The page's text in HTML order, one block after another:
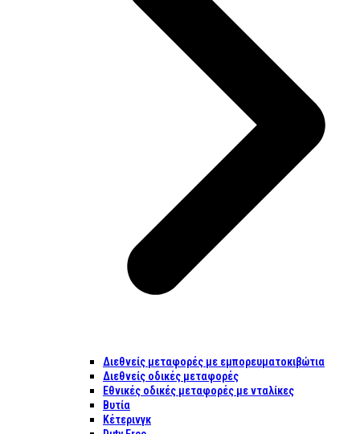
Διεθνείς μεταφορές με εμπορευματοκιβώτια
Διεθνείς οδικές μεταφορές
Εθνικές οδικές μεταφορές με νταλίκες
Βυτία
Κέτερινγκ